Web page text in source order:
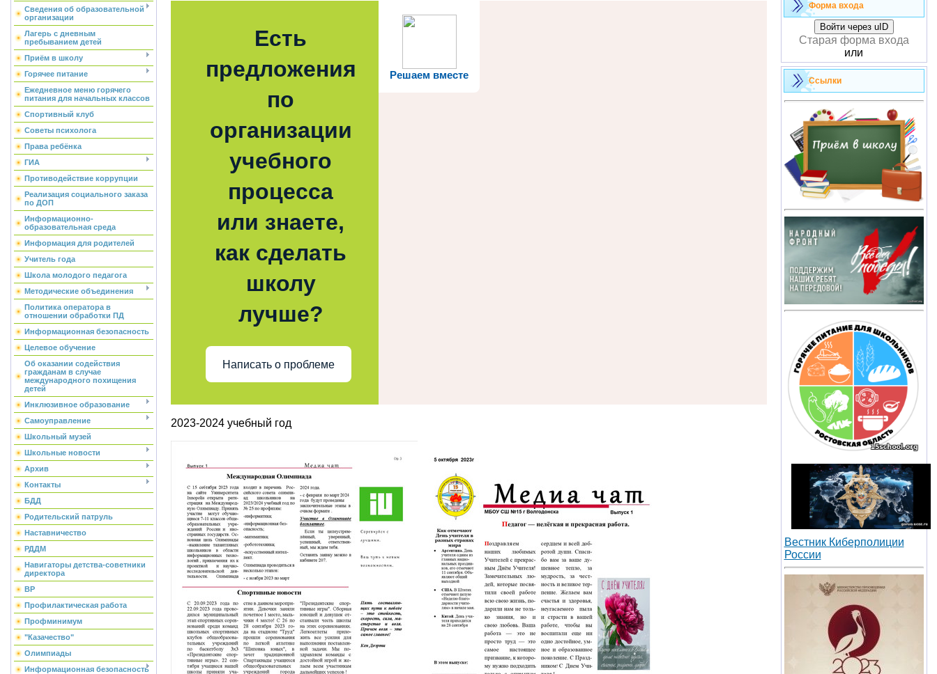
Сведения об образовательной
организации
Лагерь с дневным
пребыванием детей
Приём в школу
Горячее питание
Ежедневное меню горячего
питания для начальных классов
Спортивный клуб
Советы психолога
Права ребёнка
ГИА
Противодействие коррупции
Реализация социального заказа
по ДОП
Информационно-
образовательная среда
Информация для родителей
Учитель года
Школа молодого педагога
Методические объединения
Политика оператора в
отношении обработки ПД
Информационная безопасность
Целевое обучение
Об оказании содействия
гражданам в случае
международного похищения
детей
Инклюзивное образование
Самоуправление
Школьный музей
Школьные новости
Архив
Контакты
БДД
Родительский патруль
Наставничество
РДДМ
Навигаторы детства-советники
директора
ВР
Профилактическая работа
Профминимум
"Казачество"
Олимпиады
Информационная безопасность
Решаем вместе
Есть
предложения
по
организации
учебного
процесса
или знаете,
как сделать
школу
лучше?
Написать о проблеме
2023-2024 учебный год
Форма входа
Войти через uID
Старая форма входа
или
Ссылки
Вестник Киберполиции
России